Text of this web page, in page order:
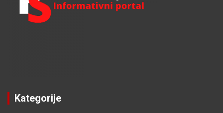
Kategorije